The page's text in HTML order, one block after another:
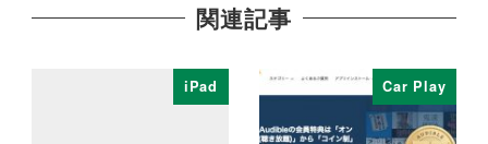
関連記事
iPad Car Play